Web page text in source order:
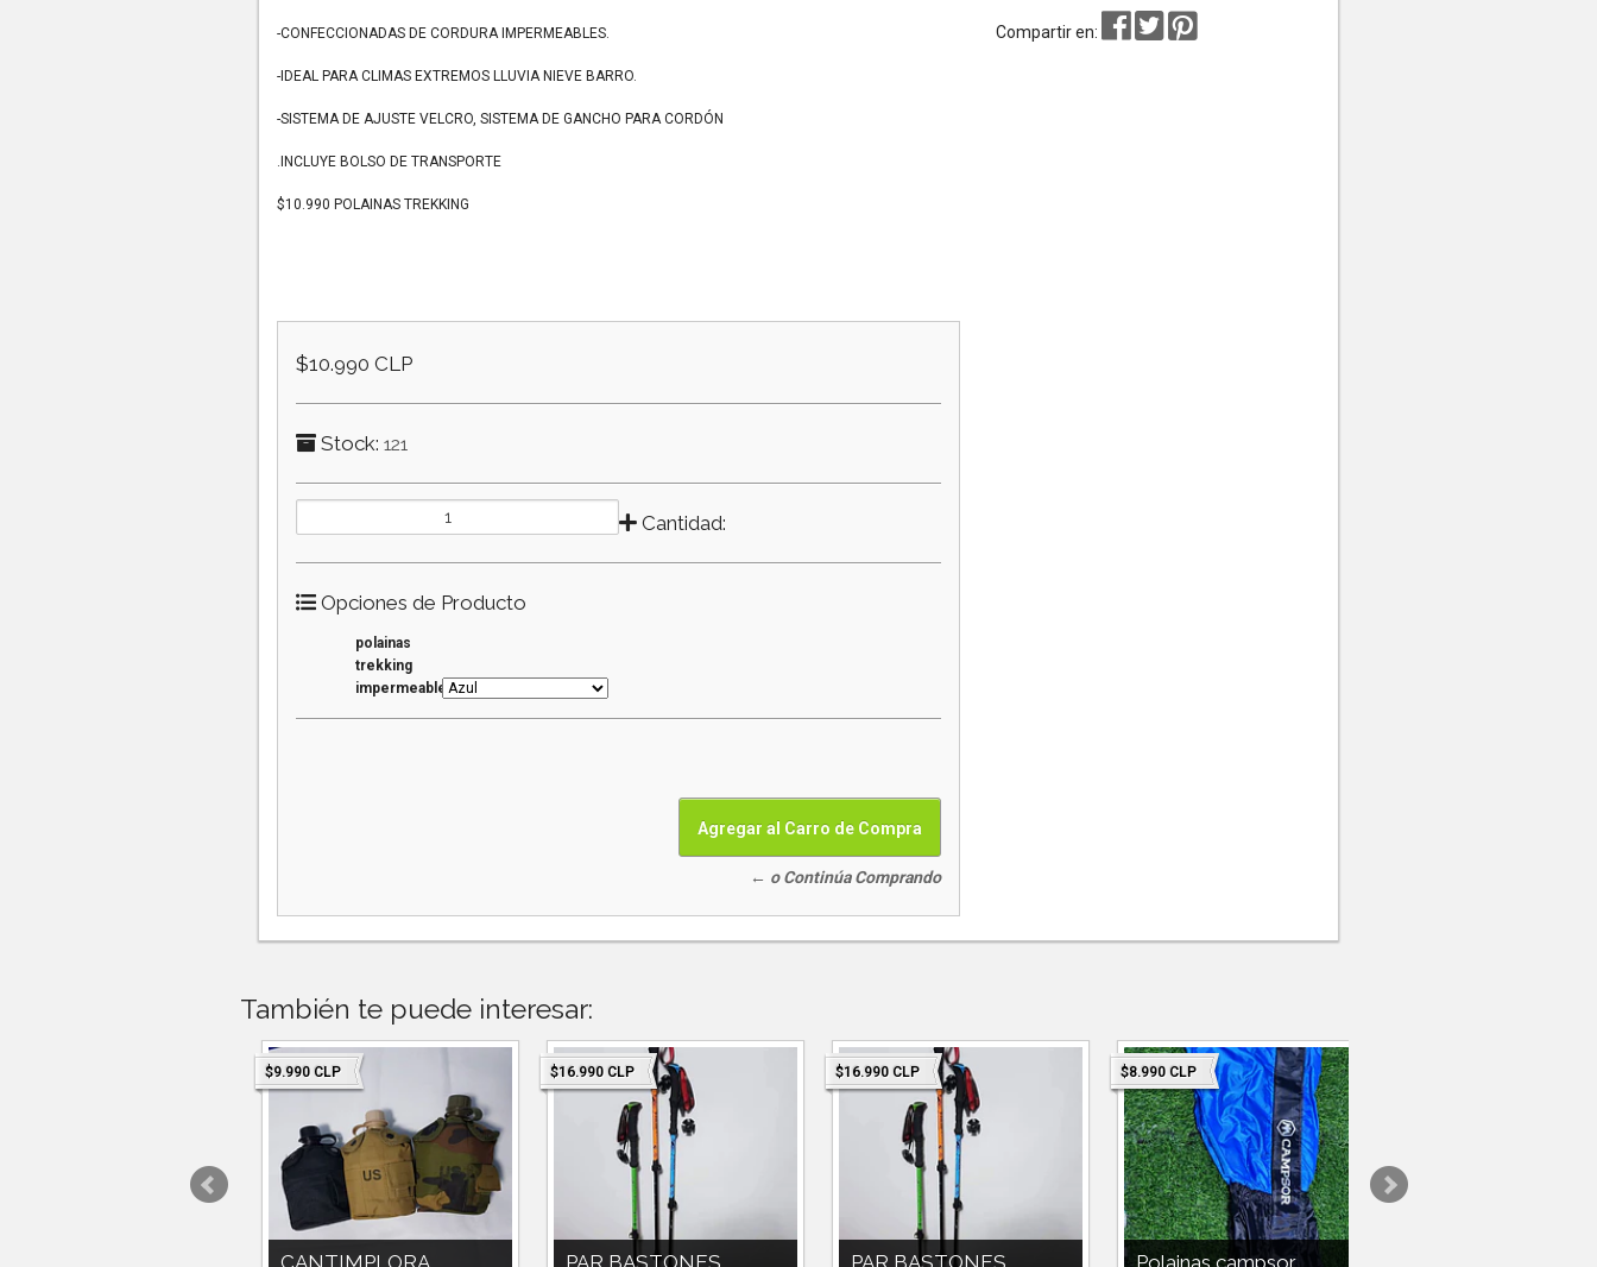
-CONFECCIONADAS DE CORDURA IMPERMEABLES.
-IDEAL PARA CLIMAS EXTREMOS LLUVIA NIEVE BARRO.
-SISTEMA DE AJUSTE VELCRO, SISTEMA DE GANCHO PARA CORDÓN
.INCLUYE BOLSO DE TRANSPORTE
$10.990 POLAINAS TREKKING
$10.990 CLP
Stock: 121
Cantidad:
Opciones de Producto
polainas
trekking
impermeables:
← o Continúa Comprando
Compartir en:
También te puede interesar:
$9.990 CLP
CANTIMPLORA
$16.990 CLP
PAR BASTONES
$16.990 CLP
PAR BASTONES
$8.990 CLP
Polainas campsor